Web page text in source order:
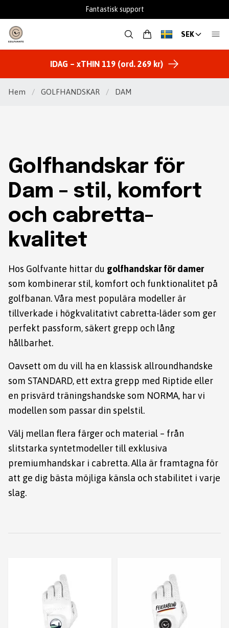
Fantastisk support
SEK
IDAG – xTHIN 119 (ord. 269 kr)
Hem / GOLFHANDSKAR / DAM
Golfhandskar för
Dam – stil, komfort
och cabretta-
kvalitet
Hos Golfvante hittar du golfhandskar för damer
som kombinerar stil, komfort och funktionalitet på
golfbanan. Våra mest populära modeller är
tillverkade i högkvalitativt cabretta-läder som ger
perfekt passform, säkert grepp och lång
hållbarhet.
Oavsett om du vill ha en klassisk allroundhandske
som STANDARD, ett extra grepp med Riptide eller
en prisvärd träningshandske som NORMA, har vi
modellen som passar din spelstil.
Välj mellan flera färger och material – från
slitstarka syntetmodeller till exklusiva
premiumhandskar i cabretta. Alla är framtagna för
att ge dig bästa möjliga känsla och stabilitet i varje
slag.